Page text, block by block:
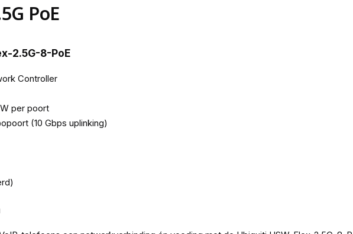
PoE
2.5G-8-PoE
Controller
per poort
(10 Gbps uplinking)